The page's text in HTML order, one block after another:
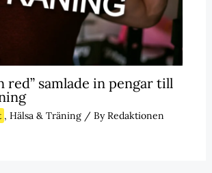
red” samlade in pengar till
, Hälsa & Träning/ ByRedaktionen